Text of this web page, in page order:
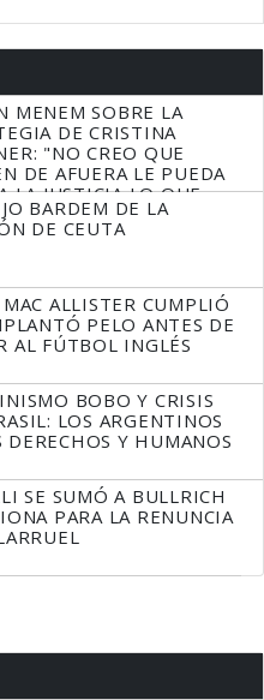
MENEM SOBRE LA
DE CRISTINA
"NO CREO QUE
DE AFUERA LE PUEDA
LA JUSTICIA LO QUE
HACER"
BARDEM DE LA
DE CEUTA
ALLISTER CUMPLIÓ
PELO ANTES DE
AL FÚTBOL INGLÉS
BOBO Y CRISIS
LOS ARGENTINOS
DERECHOS Y HUMANOS
SE SUMÓ A BULLRICH
PARA LA RENUNCIA